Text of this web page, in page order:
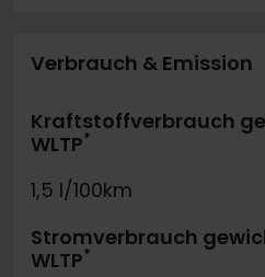
Verbrauch & Emission
Kraftstoffverbrauch
WLTP*
1,5 l/100km
Stromverbrauch
WLTP*